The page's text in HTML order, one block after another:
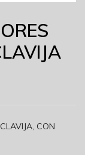
CON